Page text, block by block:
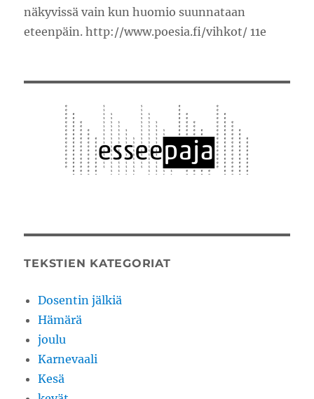
näkyvissä vain kun huomio suunnataan
eteenpäin. http://www.poesia.fi/vihkot/ 11e
TEKSTIEN KATEGORIAT
Dosentin jälkiä
Hämärä
joulu
Karnevaali
Kesä